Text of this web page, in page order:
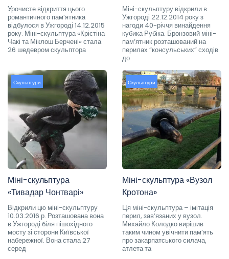
Урочисте відкриття цього
романтичного пам’ятника
відбулося в Ужгороді 14.12.2015
року. Міні-скульптура «Крістіна
Чакі та Міклош Берчені» стала
26 шедевром скульптора
Міні-скульптуру відкрили в
Ужгороді 22.12.2014 року з
нагоди 40-річчя винайдення
кубика Рубіка. Бронзовий міні-
пам’ятник розташований на
перилах “консульських” сходів
до
Скульптури
Міні-скульптура
«Тивадар Чонтварі»
Відкрили цю міні-скульптуру
10.03.2016 р. Розташована вона
в Ужгороді біля пішохідного
мосту зі сторони Київської
набережної. Вона стала 27
серед
Скульптури
Міні-скульптура «Вузол
Кротона»
Ця міні-скульптура – імітація
перил, зав’язаних у вузол.
Михайло Колодко вирішив
таким чином увічнити пам’ять
про закарпатського силача,
атлета та